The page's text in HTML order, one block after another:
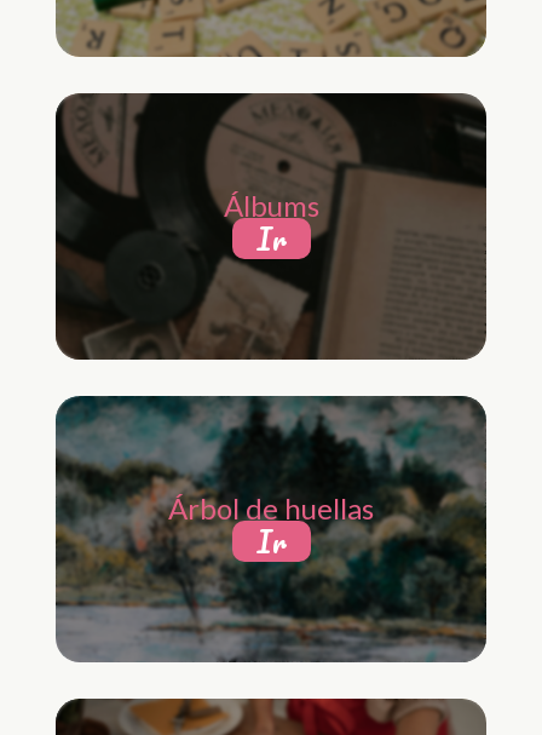
Álbums
Ir
Árbol de huellas
Ir